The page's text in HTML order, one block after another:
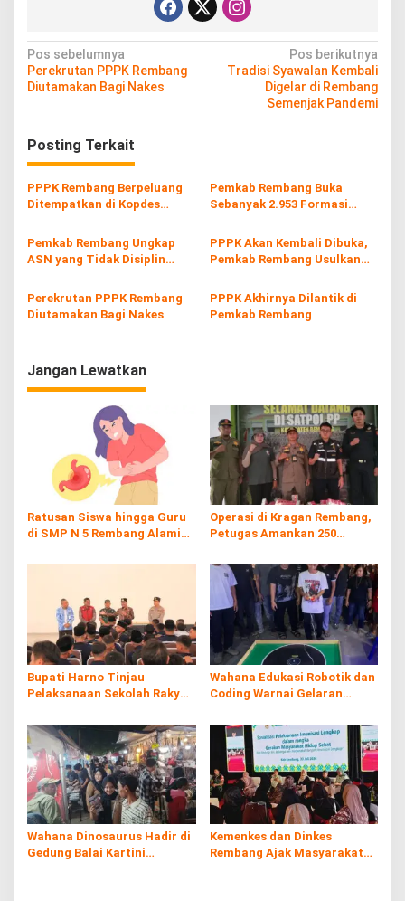
N
a
i
g
a
s
i
p
s
Pos sebelumnya
Perekrutan PPPK Rembang
Diutamakan Bagi Nakes
Pos berikutnya
Tradisi Syawalan Kembali
Digelar di Rembang
Semenjak Pandemi
Posting Terkait
PPPK Rembang Berpeluang
Ditempatkan di Kopdes
Pemkab Rembang Buka
Sebanyak 2.953 Formasi
Pemkab Rembang Ungkap
ASN yang Tidak Disiplin
PPPK Akan Kembali Dibuka,
Pemkab Rembang Usulkan
Perekrutan PPPK Rembang
Diutamakan Bagi Nakes
PPPK Akhirnya Dilantik di
Pemkab Rembang
Jangan Lewatkan
Ratusan Siswa hingga Guru
di SMP N 5 Rembang Alami
Operasi di Kragan Rembang,
Petugas Amankan 250
Bupati Harno Tinjau
Pelaksanaan Sekolah Rakyat
Wahana Edukasi Robotik dan
Coding Warnai Gelaran
Wahana Dinosaurus Hadir di
Gedung Balai Kartini
Kemenkes dan Dinkes
Rembang Ajak Masyarakat